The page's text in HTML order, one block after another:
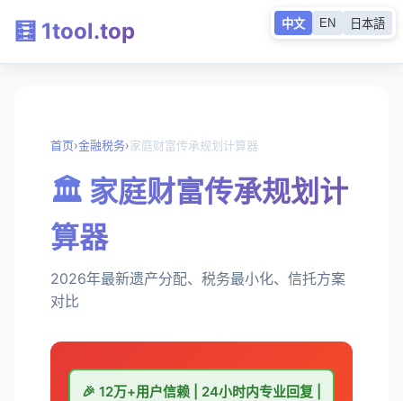
中文 EN 日本語
🧮 1tool.top
首页›金融税务›家庭财富传承规划计算器
🏛️ 家庭财富传承规划计
算器
2026年最新遗产分配、税务最小化、信托方案
对比
🎉 12万+用户信赖 | 24小时内专业回复 |